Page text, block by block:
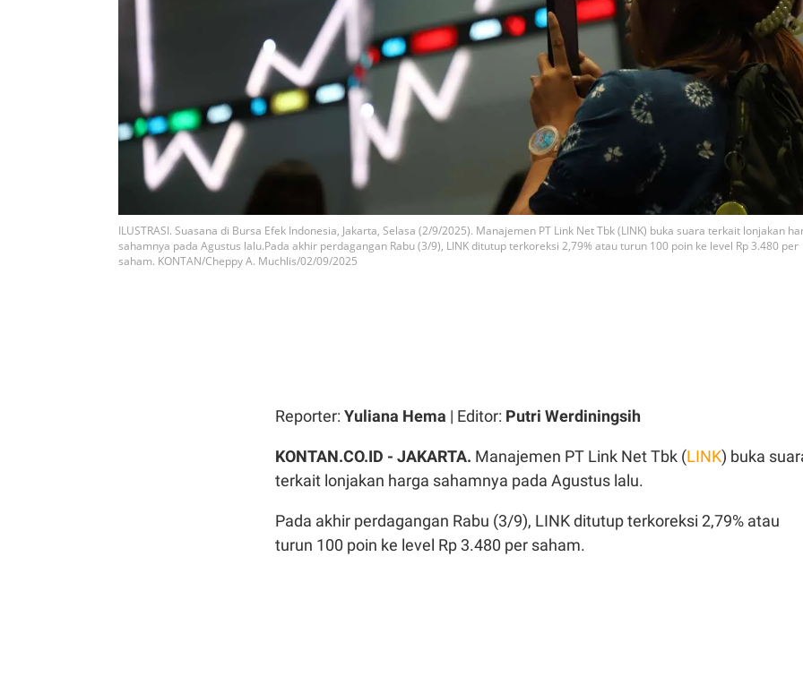
ILUSTRASI. Suasana di Bursa Efek Indonesia, Jakarta, Selasa (2/9/2025). Manajemen PT Link Net Tbk (LINK) buka suara terkait lonjakan
sahamnya pada Agustus lalu.Pada akhir perdagangan Rabu (3/9), LINK ditutup terkoreksi 2,79% atau turun 100 poin ke level Rp 3.480 per
saham. KONTAN/Cheppy A. Muchlis/02/09/2025
Reporter: Yuliana Hema | Editor: Putri Werdiningsih
KONTAN.CO.ID - JAKARTA. Manajemen PT Link Net Tbk (LINK) buka
terkait lonjakan harga sahamnya pada Agustus lalu.
Pada akhir perdagangan Rabu (3/9), LINK ditutup terkoreksi 2,79% atau
turun 100 poin ke level Rp 3.480 per saham.